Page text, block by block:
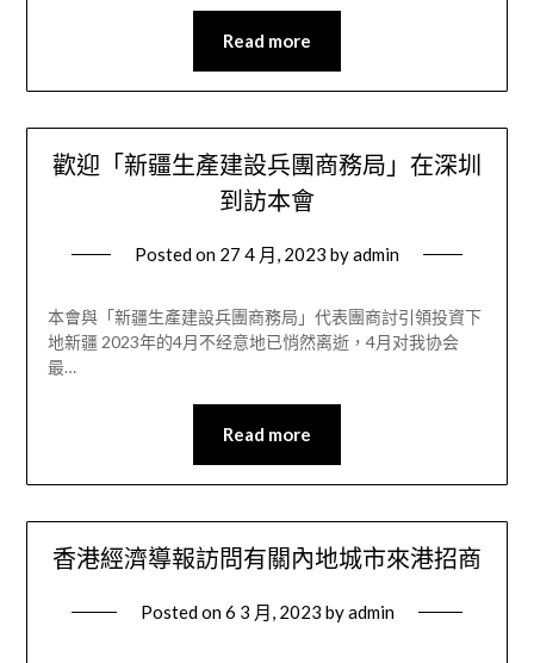
Read more
歡迎「新疆生產建設兵團商務局」在深圳
到訪本會
Posted on 27 4 月, 2023 byadmin
本會與「新疆生產建設兵團商務局」代表團商討引領投資下
地新疆 2023年的4月不经意地已悄然离逝，4月对我协会
最…
Read more
香港經濟導報訪問有關內地城市來港招商
Posted on6 3 月, 2023 byadmin